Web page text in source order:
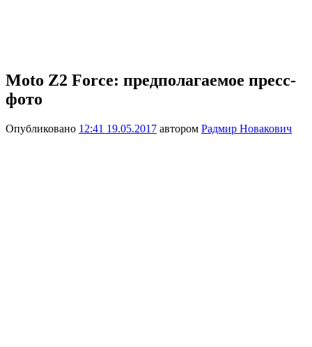
Moto Z2 Force: предполагаемое пресс-
фото
Опубликовано 12:41 19.05.2017 автором Радмир Новакович